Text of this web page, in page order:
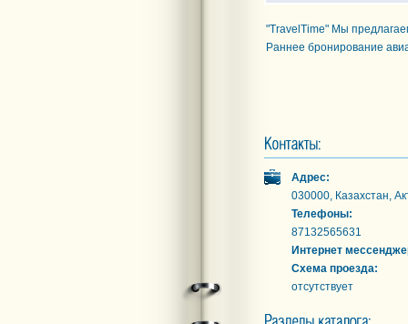
"TravelTime" Мы
Раннее бронирование
Адрес:
030000, Казахстан,
Телефоны:
87132565631
Интернет
Схема проезда:
отсутствует